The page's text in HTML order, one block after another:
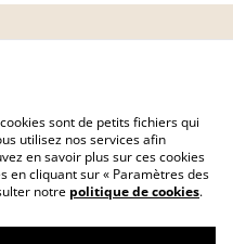
sont de petits fichiers qui
utilisez nos services afin
en savoir plus sur ces cookies
en cliquant sur « Paramètres des
notre politique de cookies.